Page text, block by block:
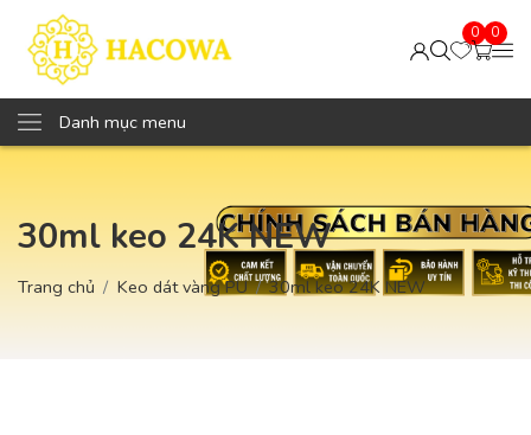
0 0
Danh mục menu
30ml keo 24K NEW
Trang chủ Keo dát vàng PU 30ml keo 24K NEW